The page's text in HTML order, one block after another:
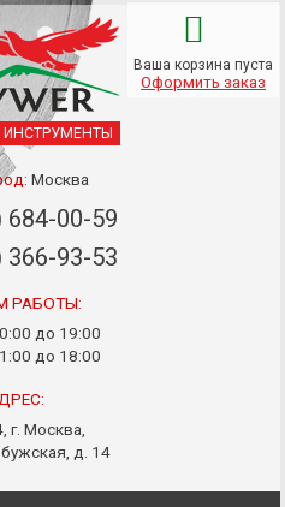
Москва
684-00-59
366-93-53
РАБОТЫ:
до 19:00
до 18:00
г. Москва,
д. 14
Ваша корзина пуста
Оформить заказ